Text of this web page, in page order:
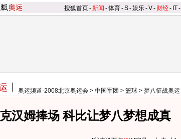
搜狐首页-新闻 -体育-S-娱乐-V- 财经- IT-
奥运频道-2008北京奥运会 > 中国军团 > 篮球 > 梦八征战奥运
汉姆捧场 科比让梦八梦想成真